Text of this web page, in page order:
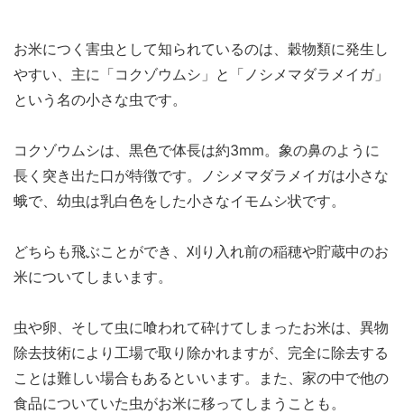
お米につく害虫として知られているのは、穀物類に発生し
やすい、主に「コクゾウムシ」と「ノシメマダラメイガ」
という名の小さな虫です。
コクゾウムシは、黒色で体長は約3mm。象の鼻のように
長く突き出た口が特徴です。ノシメマダラメイガは小さな
蛾で、幼虫は乳白色をした小さなイモムシ状です。
どちらも飛ぶことができ、刈り入れ前の稲穂や貯蔵中のお
米についてしまいます。
虫や卵、そして虫に喰われて砕けてしまったお米は、異物
除去技術により工場で取り除かれますが、完全に除去する
ことは難しい場合もあるといいます。また、家の中で他の
食品についていた虫がお米に移ってしまうことも。